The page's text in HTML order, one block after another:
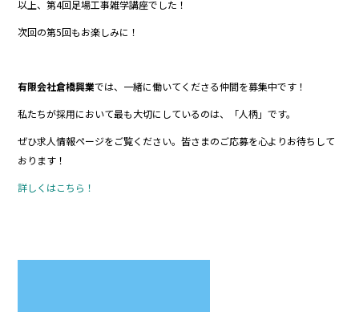
以上、第4回足場工事雑学講座でした！
次回の第5回もお楽しみに！
有限会社倉橋興業では、一緒に働いてくださる仲間を募集中です！
私たちが採用において最も大切にしているのは、「人柄」です。
ぜひ求人情報ページをご覧ください。皆さまのご応募を心よりお待ちして
おります！
詳しくはこちら！